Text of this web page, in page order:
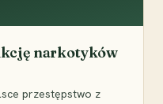
narkotyków
przestępstwo z